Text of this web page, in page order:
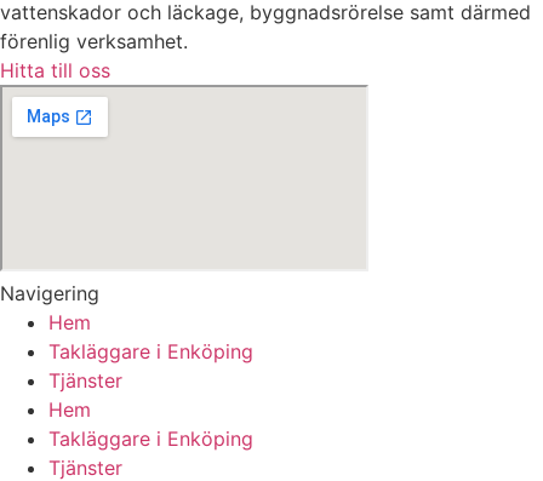
vattenskador och läckage, byggnadsrörelse samt därmed
förenlig verksamhet.
Hitta till oss
Navigering
Hem
Takläggare i Enköping
Tjänster
Hem
Takläggare i Enköping
Tjänster